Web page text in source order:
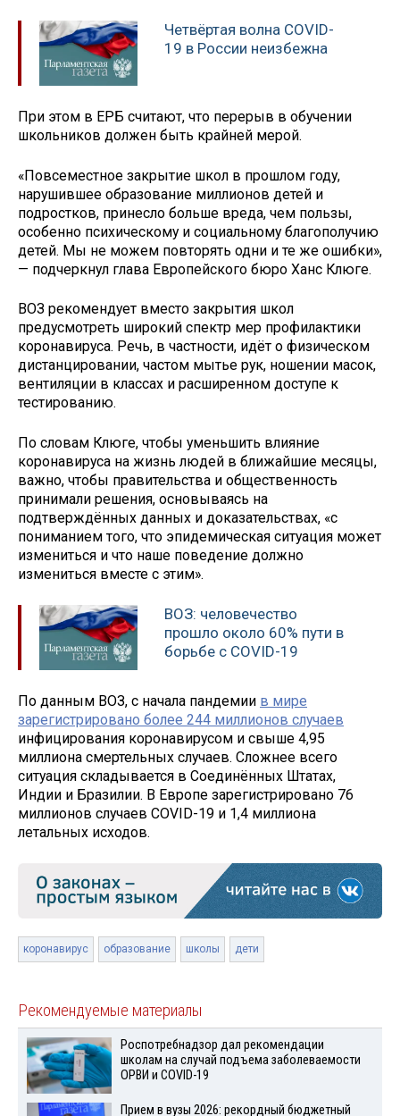
Четвёртая волна COVID-
19 в России неизбежна
При этом в ЕРБ считают, что перерыв в обучении
школьников должен быть крайней мерой.
«Повсеместное закрытие школ в прошлом году,
нарушившее образование миллионов детей и
подростков, принесло больше вреда, чем пользы,
особенно психическому и социальному благополучию
детей. Мы не можем повторять одни и те же ошибки»,
— подчеркнул глава Европейского бюро Ханс Клюге.
ВОЗ рекомендует вместо закрытия школ
предусмотреть широкий спектр мер профилактики
коронавируса. Речь, в частности, идёт о физическом
дистанцировании, частом мытье рук, ношении масок,
вентиляции в классах и расширенном доступе к
тестированию.
По словам Клюге, чтобы уменьшить влияние
коронавируса на жизнь людей в ближайшие месяцы,
важно, чтобы правительства и общественность
принимали решения, основываясь на
подтверждённых данных и доказательствах, «с
пониманием того, что эпидемическая ситуация может
измениться и что наше поведение должно
измениться вместе с этим».
ВОЗ: человечество
прошло около 60% пути в
борьбе с COVID-19
По данным ВОЗ, с начала пандемии в мире
зарегистрировано более 244 миллионов случаев
инфицирования коронавирусом и свыше 4,95
миллиона смертельных случаев. Сложнее всего
ситуация складывается в Соединённых Штатах,
Индии и Бразилии. В Европе зарегистрировано 76
миллионов случаев COVID-19 и 1,4 миллиона
летальных исходов.
коронавирус образование школы дети
Рекомендуемые материалы
Роспотребнадзор дал рекомендации
школам на случай подъема заболеваемости
ОРВИ и COVID-19
Прием в вузы 2026: рекордный бюджетный